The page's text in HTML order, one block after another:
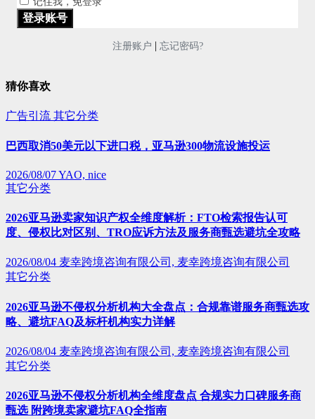
注册账户 | 忘记密码?
猜你喜欢
广告引流 其它分类
巴西取消50美元以下进口税，亚马逊300物流设施投运
2026/08/07YAO, nice
其它分类
2026亚马逊卖家知识产权全维度解析：FTO检索报告认可
度、侵权比对区别、TRO应诉方法及服务商甄选避坑全攻略
2026/08/04 麦幸跨境咨询有限公司, 麦幸跨境咨询有限公司
其它分类
2026亚马逊不侵权分析机构大全盘点：合规靠谱服务商甄选攻
略、避坑FAQ及标杆机构实力详解
2026/08/04 麦幸跨境咨询有限公司, 麦幸跨境咨询有限公司
其它分类
2026亚马逊不侵权分析机构全维度盘点 合规实力口碑服务商
甄选 附跨境卖家避坑FAQ全指南